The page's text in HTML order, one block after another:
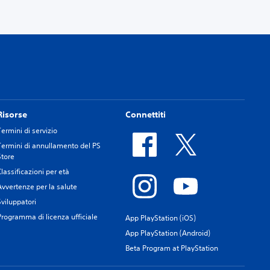
di servizio
di annullamento del PS
per età
per la salute
di licenza ufficiale
Connettiti
App PlayStation (iOS)
App PlayStation (Android)
Beta Program at PlayStation